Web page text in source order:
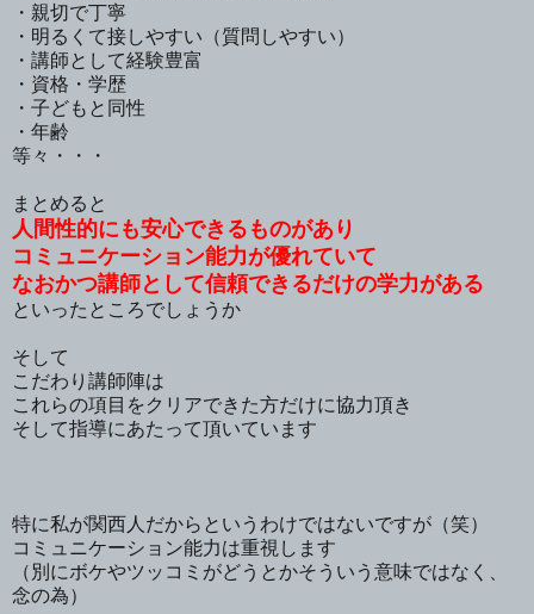
・親切で丁寧
・明るくて接しやすい（質問しやすい）
・講師として経験豊富
・資格・学歴
・子どもと同性
・年齢
等々・・・
まとめると
人間性的にも安心できるものがあり
コミュニケーション能力が優れていて
なおかつ講師として信頼できるだけの学力がある
といったところでしょうか
そして
こだわり講師陣は
これらの項目をクリアできた方だけに協力頂き
そして指導にあたって頂いています
特に私が関西人だからというわけではないですが（笑）
コミュニケーション能力は重視します
（別にボケやツッコミがどうとかそういう意味ではなく、
念の為）